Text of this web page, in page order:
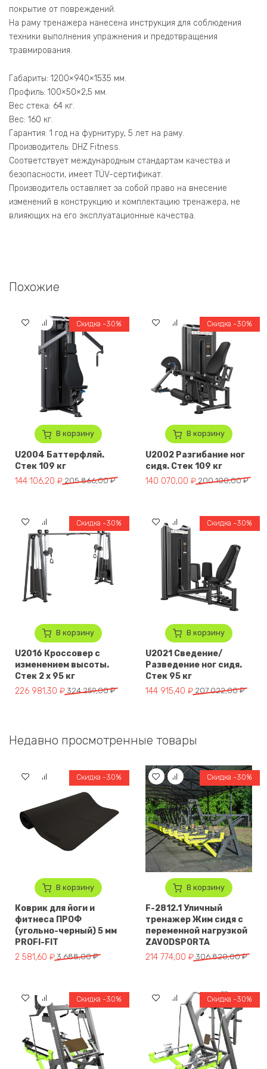
покрытие от повреждений.
На раму тренажера нанесена инструкция для соблюдения
техники выполнения упражнения и предотвращения
травмирования.
Габариты: 1200×940×1535 мм.
Профиль: 100×50×2,5 мм.
Вес стека: 64 кг.
Вес: 160 кг.
Гарантия: 1 год на фурнитуру, 5 лет на раму.
Производитель: DHZ Fitness.
Соответствует международным стандартам качества и
безопасности, имеет TÜV-сертификат.
Производитель оставляет за собой право на внесение
изменений в конструкцию и комплектацию тренажера, не
влияющих на его эксплуатационные качества.
Похожие
В корзину
Скидка -30%
U2004 Баттерфляй.
Стек 109 кг
205 866,00₽
Первоначальная цена составляла 205 866,00 ₽.
144 106,20 ₽
Текущая цена: 144 106,20 ₽.
В корзину
Скидка -30%
U2002 Разгибание ног
сидя. Стек 109 кг
200 100,00₽
Первоначальная цена
140 070,00 ₽
Текущая цена: 140 070,00 ₽.
В корзину
Скидка -30%
U2016 Кроссовер с
изменением высоты.
Стек 2 x 95 кг
324 259,00₽
Первоначальная цена составляла 324 259,00 ₽.
226 981,30 ₽
Текущая цена: 226 981,30 ₽.
В корзину
Скидка -30%
U2021 Сведение/
Разведение ног сидя.
Стек 95 кг
207 022,00₽
Первоначальная цена
144 915,40 ₽
Текущая цена: 144 915,40 ₽.
Недавно просмотренные товары
В корзину
Скидка -30%
Коврик для йоги и
фитнеса ПРОФ
(угольно-черный) 5 мм
PROFI-FIT
3 688,00₽
Первоначальная цена составляла 3 688,00 ₽.
2 581,60 ₽
Текущая цена: 2 581,60 ₽.
В корзину
Скидка -30%
F-2812.1 Уличный
тренажер Жим сидя с
переменной нагрузкой
ZAVODSPORTA
306 820,00₽
Первоначальная цена
214 774,00 ₽
Текущая цена: 214 774,00 ₽.
Скидка -30% Скидка -30%